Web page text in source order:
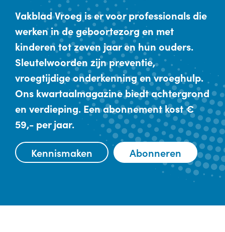
Vakblad Vroeg is er voor professionals die
werken in de geboortezorg en met
kinderen tot zeven jaar en hun ouders.
Sleutelwoorden zijn preventie,
vroegtijdige onderkenning en vroeghulp.
Ons kwartaalmagazine biedt achtergrond
en verdieping. Een abonnement kost €
59,- per jaar.
Kennismaken Abonneren